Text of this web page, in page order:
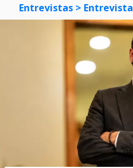
Entrevistas > Entrevista